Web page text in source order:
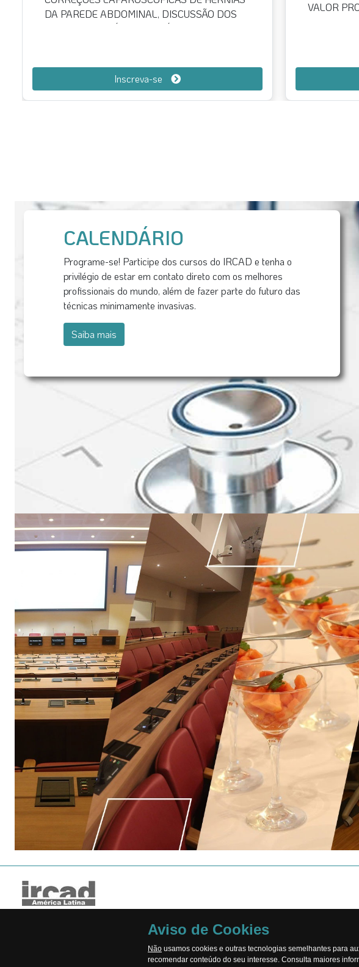
VALOR PROMOCIONAL. DESCONTOS
OFERECIDOS PARA PARCEIROS, SOCIEDADES
Inscreva-se
PRATICAR
PARA
NOS
CALENDÁRIO
Programe-se! Participe dos cursos do IRCAD e tenha o
privilégio de estar em contato direto com os melhores
profissionais do mundo, além de fazer parte do futuro das
técnicas minimamente invasivas.
Saiba mais
Aviso de Cookies
Não usamos cookies e outras tecnologias semelhantes para
recomendar conteúdo do seu interesse. Consulta maiores